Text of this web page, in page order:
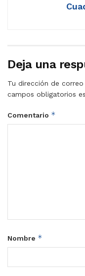
Deja una
Tu dirección de
campos obligatorios
Comentario *
Nombre *